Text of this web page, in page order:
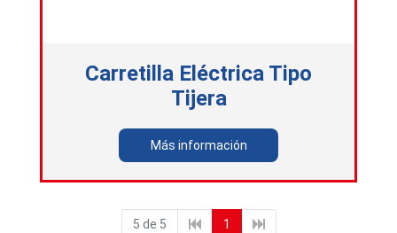
Carretilla Eléctrica Tipo
Tijera
Más información
5 de 5 1